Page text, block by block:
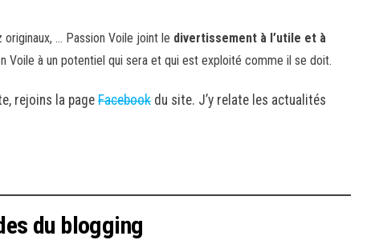
… Passion Voile joint le divertissement à l’utile et à
Voile à un potentiel qui sera et qui est exploité comme il se doit.
rejoins la page Facebook du site. J’y relate les actualités
du blogging